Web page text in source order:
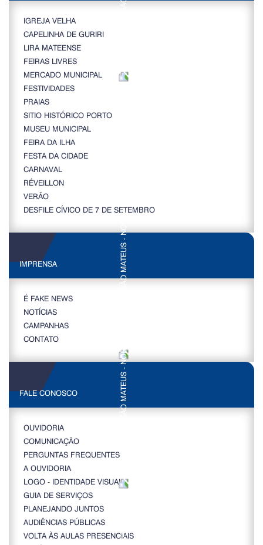
IGREJA VELHA
CAPELINHA DE GURIRI
LIRA MATEENSE
FEIRAS LIVRES
MERCADO MUNICIPAL
FESTIVIDADES
PRAIAS
SITIO HISTÓRICO PORTO
MUSEU MUNICIPAL
FEIRA DA ILHA
FESTA DA CIDADE
CARNAVAL
RÉVEILLON
VERÃO
DESFILE CÍVICO DE 7 DE SETEMBRO
IMPRENSA
É FAKE NEWS
NOTÍCIAS
CAMPANHAS
CONTATO
FALE CONOSCO
OUVIDORIA
COMUNICAÇÃO
PERGUNTAS FREQUENTES
A OUVIDORIA
LOGO - IDENTIDADE VISUAL
GUIA DE SERVIÇOS
PLANEJANDO JUNTOS
AUDIÊNCIAS PÚBLICAS
VOLTA ÀS AULAS PRESENCIAIS